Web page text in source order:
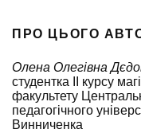
ПРО ЦЬОГО
Олена Олегівна
студентка ІI курсу
факультету
педагогічного
Винниченка